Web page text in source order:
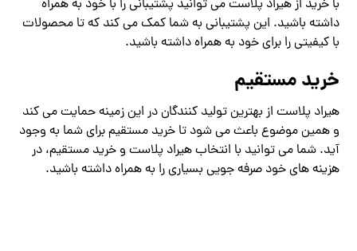
با خرید از هیراد پلاست می توانید پشتیبانی را با خود به همراه
داشته باشید. این پشتیبانی به شما کمک می کند که تا محصولات
با کیفیتی را برای خود به همراه داشته باشید.
خرید مستقیم
هیراد پلاست از بهترین تولید کنندگان در این زمینه حمایت می کند
و همین موضوع باعث می شود تا خرید مستقیم برای شما به وجود
آید. شما می توانید با انتخاب هیراد پلاست و خرید مستقیم، در
هزینه های خود صرفه جویی بسیاری را به همراه داشته باشید.